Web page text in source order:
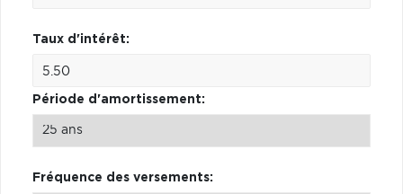
Taux d'intérêt:
Période d'amortissement:
Fréquence des versements: